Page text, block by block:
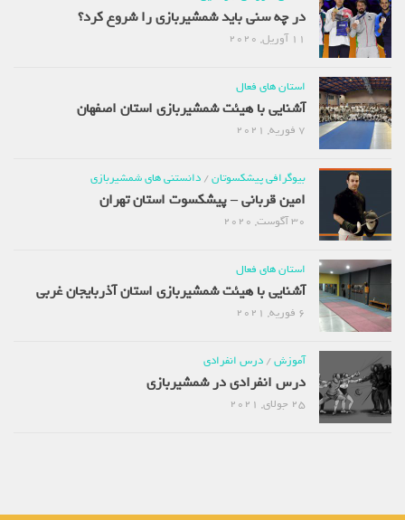
در چه سنی باید شمشیربازی را شروع کرد؟
استان های فعال
آشنایی با هیئت شمشیربازی استان اصفهان
بیوگرافی پیشکسوتان/دانستنی های شمشیربازی
امین قربانی – پیشکسوت استان تهران
استان های فعال
آشنایی با هیئت شمشیربازی استان آذربایجان غربی
آموزش/درس انفرادی
درس انفرادی در شمشیربازی